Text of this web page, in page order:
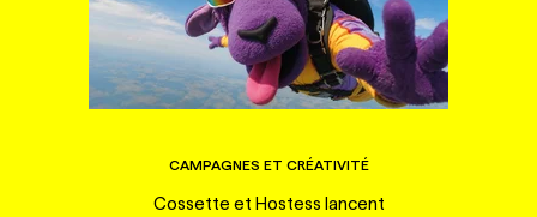
CAMPAGNES ET CRÉATIVITÉ
Cossette et Hostess lancent